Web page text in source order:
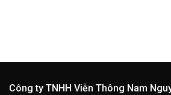
Công ty TNHH Viễn Thông Nam